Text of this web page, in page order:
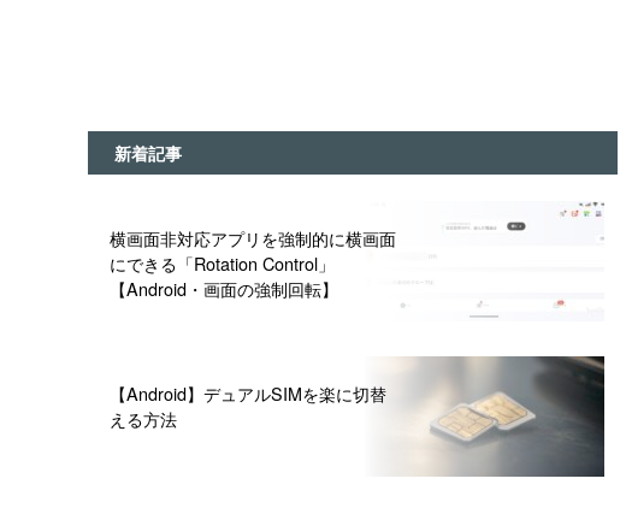
新着記事
横画面非対応アプリを強制的に横画面
にできる「Rotation Control」
【Android・画面の強制回転】
【Android】デュアルSIMを楽に切替
える方法